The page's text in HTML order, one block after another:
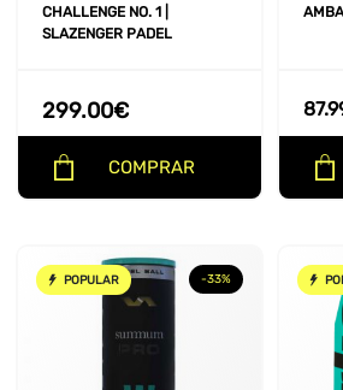
CHALLENGE NO. 1 |
SLAZENGER PADEL
299.00€
COMPRAR
POPULAR -33%